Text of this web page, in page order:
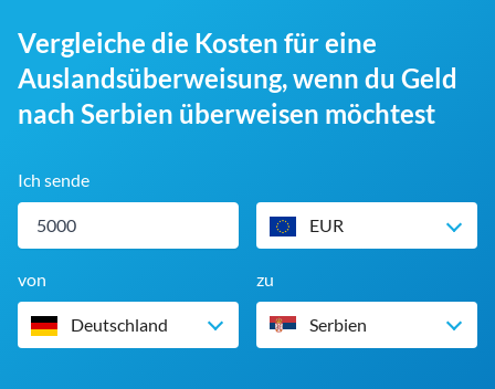
Vergleiche die Kosten für eine
Auslandsüberweisung, wenn du Geld
nach Serbien überweisen möchtest
Ich sende
EUR
von
Deutschland
zu
Serbien